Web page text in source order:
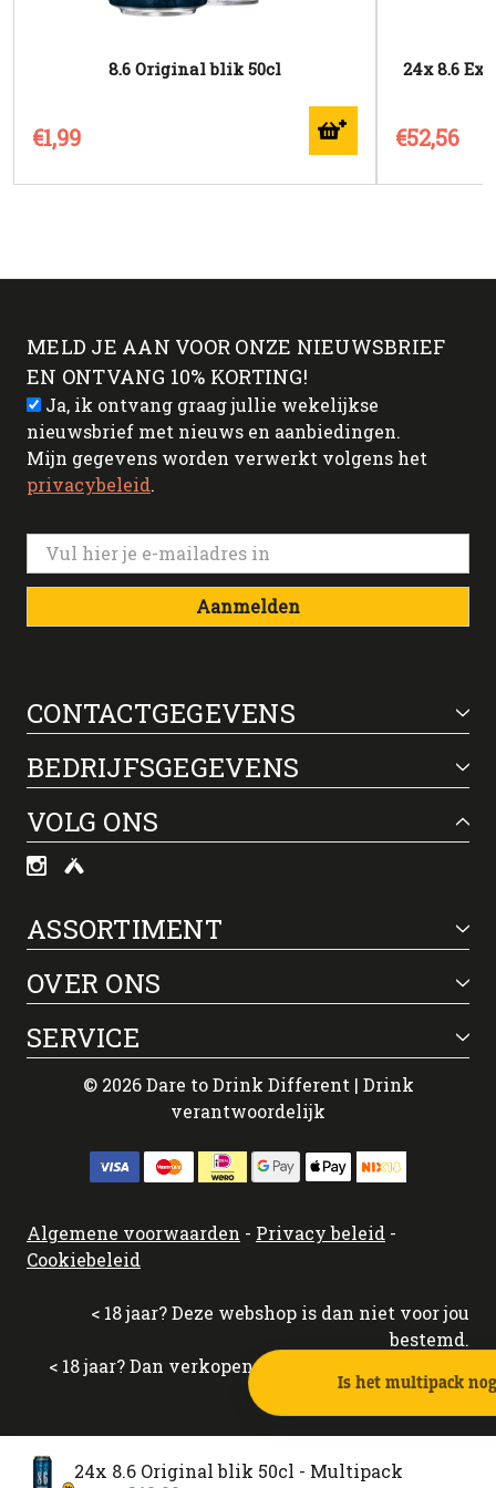
24x 8.6 Original blik 50cl - Multipack
8.6 Original blik 50cl
€1,99
24x 8.6
€52,56
MELD JE AAN VOOR ONZE NIEUWSBRIEF
EN ONTVANG 10% KORTING!
Ja, ik ontvang graag jullie wekelijkse
nieuwsbrief met nieuws en aanbiedingen.
Mijn gegevens worden verwerkt volgens het
privacybeleid.
Aanmelden
CONTACTGEGEVENS
BEDRIJFSGEGEVENS
VOLG ONS
ASSORTIMENT
OVER ONS
SERVICE
© 2026 Dare to Drink Different | Drink
verantwoordelijk
Algemene voorwaarden - Privacy beleid -
Cookiebeleid
< 18 jaar? Deze webshop is dan niet voor jou
bestemd.
< 18 jaar? Dan verkopen wij aan jou geen alcohol